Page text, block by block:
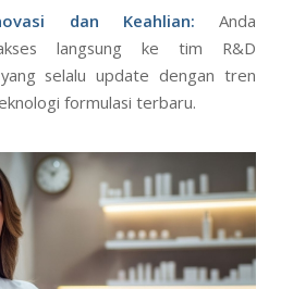
dan Keahlian: Anda
langsung ke tim R&D
selalu update dengan tren
formulasi terbaru.